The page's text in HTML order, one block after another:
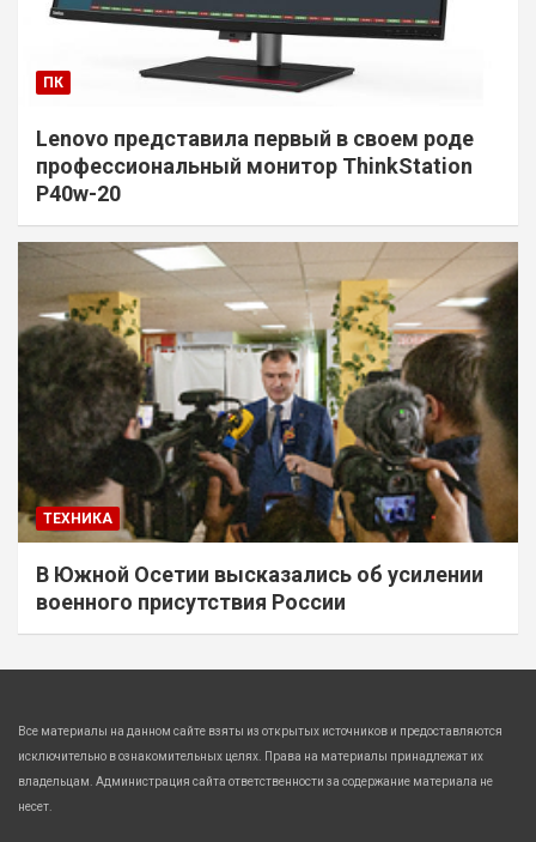
ПК
Lenovo представила первый в своем роде
профессиональный монитор ThinkStation
P40w-20
ТЕХНИКА
В Южной Осетии высказались об усилении
военного присутствия России
Все материалы на данном сайте взяты из открытых источников и предоставляются
исключительно в ознакомительных целях. Права на материалы принадлежат их
владельцам. Администрация сайта ответственности за содержание материала не
несет.